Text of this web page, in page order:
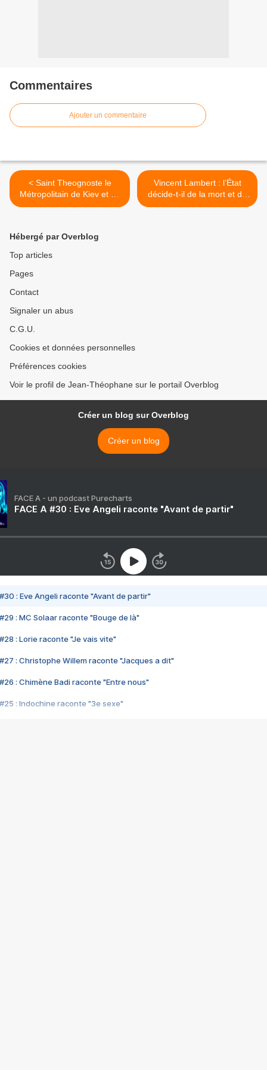
Commentaires
Ajouter un commentaire
< Saint Theognoste le
Métropolitain de Kiev et de
toute la Russia
Vincent Lambert : l’État
décide-t-il de la mort et de
la vie ? >
Hébergé par Overblog
Top articles
Pages
Contact
Signaler un abus
C.G.U.
Cookies et données personnelles
Préférences cookies
Voir le profil de Jean-Théophane sur le portail Overblog
Créer un blog sur Overblog
Créer un blog
FACE A - un podcast Purecharts
FACE A #30 : Eve Angeli raconte "Avant de partir"
#30 : Eve Angeli raconte "Avant de partir"
#29 : MC Solaar raconte "Bouge de là"
#28 : Lorie raconte "Je vais vite"
#27 : Christophe Willem raconte "Jacques a dit"
#26 : Chimène Badi raconte "Entre nous"
#25 : Indochine raconte "3e sexe"